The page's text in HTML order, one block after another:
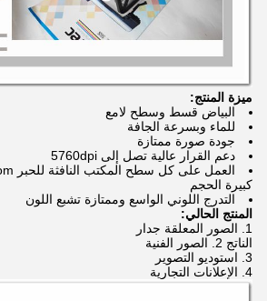
ميزة المنتج:
البياض قسط وسطح لامع
للماء وبسرعة الجافة
جودة صورة ممتازة
دعم القرار عالية تصل إلى 5760dpi
كبيرة الحجم
التدرج اللوني الواسع وممتازة تشبع اللون
المنتج الحالي:
1. الصور المعلقة جدار
الناتج 2. الصور الفنية
3. استوديو التصوير
4. الإعلانات التجارية